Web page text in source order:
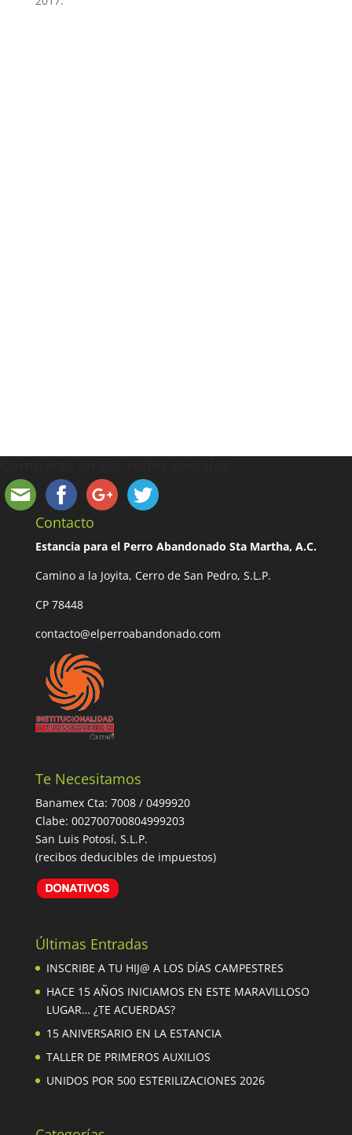
Contacto
Estancia para el Perro Abandonado Sta Martha, A.C.
Camino a la Joyita, Cerro de San Pedro, S.L.P.
CP 78448
contacto@elperroabandonado.com
Te Necesitamos
Banamex Cta: 7008 / 0499920
Clabe: 002700700804999203
San Luis Potosí, S.L.P.
(recibos deducibles de impuestos)
Últimas Entradas
INSCRIBE A TU HIJ@ A LOS DÍAS CAMPESTRES
HACE 15 AÑOS INICIAMOS EN ESTE MARAVILLOSO
LUGAR… ¿TE ACUERDAS?
15 ANIVERSARIO EN LA ESTANCIA
TALLER DE PRIMEROS AUXILIOS
UNIDOS POR 500 ESTERILIZACIONES 2026